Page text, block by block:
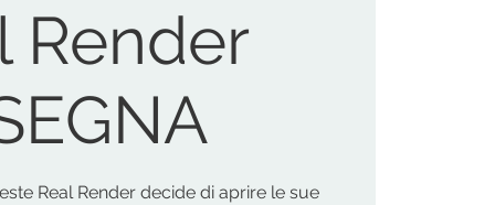
Render
Real Render decide di aprire le sue